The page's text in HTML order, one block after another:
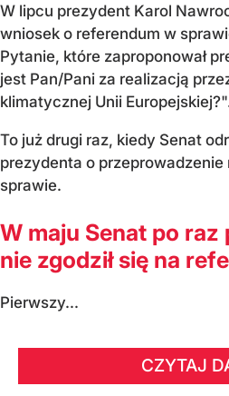
W lipcu prezydent Karol
wniosek o referendum w
Pytanie, które zaproponował
jest Pan/Pani za realizacją
klimatycznej Unii
To już drugi raz, kiedy Senat
prezydenta o
sprawie.
W maju Senat po
nie zgodził się na
Pierwszy...
CZYTAJ